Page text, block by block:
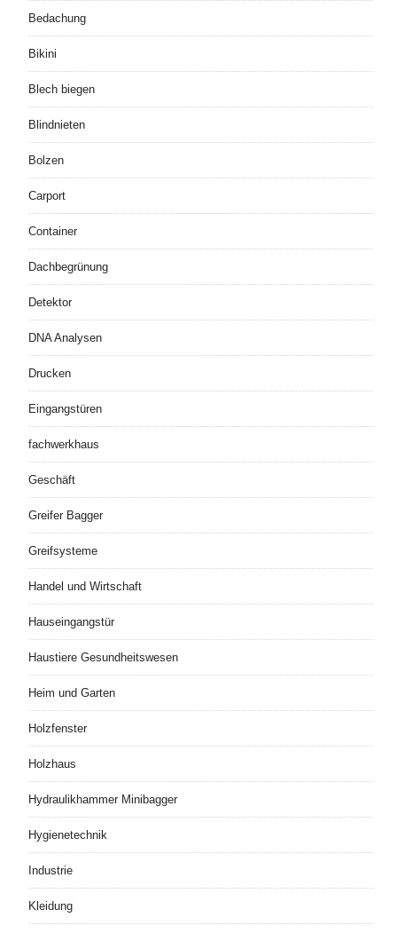
Bedachung
Bikini
Blech biegen
Blindnieten
Bolzen
Carport
Container
Dachbegrünung
Detektor
DNA Analysen
Drucken
Eingangstüren
fachwerkhaus
Geschäft
Greifer Bagger
Greifsysteme
Handel und Wirtschaft
Hauseingangstür
Haustiere Gesundheitswesen
Heim und Garten
Holzfenster
Holzhaus
Hydraulikhammer Minibagger
Hygienetechnik
Industrie
Kleidung